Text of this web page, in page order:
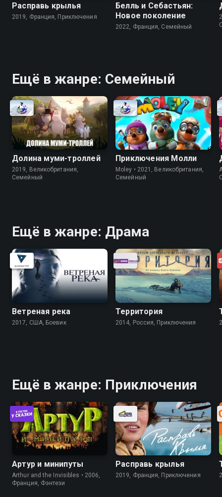
Расправь крылья
2019, Франция, Приключения
Белль и Себастьян:
Новое поколение
2022, Франция, Cемейный
Ещё в жанре: Cемейный
Долина муми-троллей
2019, Великобритания,
Cемейный
Приключения Молли
Moley • 2021, Великобритания,
Cемейный
Ещё в жанре: Драма
Ветреная река
2017, США, Боевик
Территория
2014, Россия, Приключения
Ещё в жанре: Приключения
Артур и минипуты
Arthur and the Invisibles • 2006,
Франция, Фэнтези
Расправь крылья
2019, Франция, Приключения